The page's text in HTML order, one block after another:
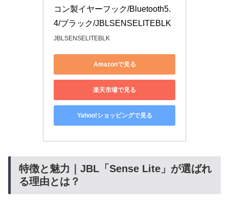
コン製イヤーフック/Bluetooth5.
4/ブラック/JBLSENSELITEBLK
JBLSENSELITEBLK
Amazonで見る
楽天市場で見る
Yahoo!ショッピングで見る
特徴と魅力｜JBL「Sense Lite」が選ばれ
る理由とは？